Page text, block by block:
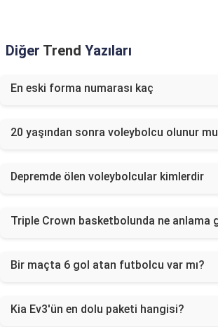
Diğer Trend Yazıları
En eski forma numarası kaç
20 yaşından sonra voleybolcu olunur
Depremde ölen voleybolcular kimlerdir
Triple Crown basketbolunda ne anlama
Bir maçta 6 gol atan futbolcu var mı?
Kia Ev3'ün en dolu paketi hangisi?